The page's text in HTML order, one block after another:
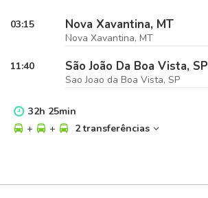
03:15 Nova Xavantina, MT
Nova Xavantina, MT
11:40 São João Da Boa Vista, SP
Sao Joao da Boa Vista, SP
32h 25min
+
+ 2 transferências